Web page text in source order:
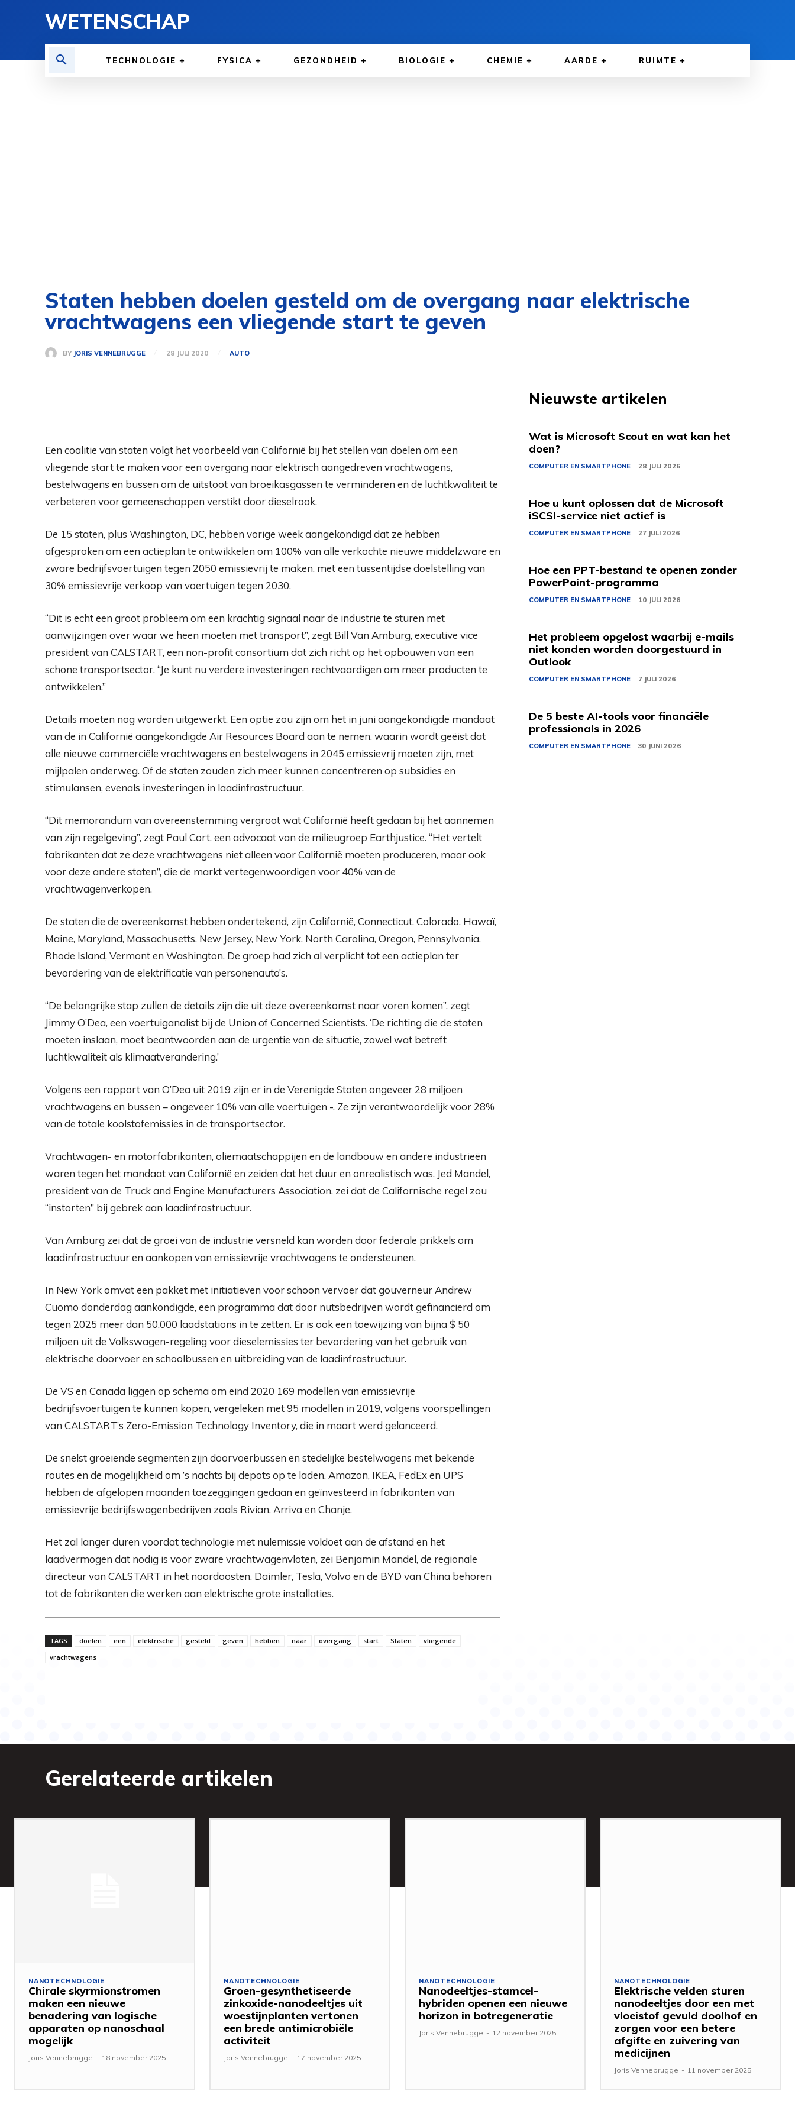
WETENSCHAP
TECHNOLOGIE FYSICA GEZONDHEID BIOLOGIE CHEMIE AARDE RUIMTE
Staten hebben doelen gesteld om de overgang naar elektrische
vrachtwagens een vliegende start te geven
BY JORIS VENNEBRUGGE 28 JULI 2020 AUTO
Een coalitie van staten volgt het voorbeeld van Californië bij het stellen van doelen om een ​​
vliegende start te maken voor een overgang naar elektrisch aangedreven vrachtwagens,
bestelwagens en bussen om de uitstoot van broeikasgassen te verminderen en de luchtkwaliteit te
verbeteren voor gemeenschappen verstikt door dieselrook.
De 15 staten, plus Washington, DC, hebben vorige week aangekondigd dat ze hebben
afgesproken om een ​​actieplan te ontwikkelen om 100% van alle verkochte nieuwe middelzware en
zware bedrijfsvoertuigen tegen 2050 emissievrij te maken, met een tussentijdse doelstelling van
30% emissievrije verkoop van voertuigen tegen 2030.
“Dit is echt een groot probleem om een ​​krachtig signaal naar de industrie te sturen met
aanwijzingen over waar we heen moeten met transport”, zegt Bill Van Amburg, executive vice
president van CALSTART, een non-profit consortium dat zich richt op het opbouwen van een
schone transportsector. “Je kunt nu verdere investeringen rechtvaardigen om meer producten te
ontwikkelen.”
Details moeten nog worden uitgewerkt. Een optie zou zijn om het in juni aangekondigde mandaat
van de in Californië aangekondigde Air Resources Board aan te nemen, waarin wordt geëist dat
alle nieuwe commerciële vrachtwagens en bestelwagens in 2045 emissievrij moeten zijn, met
mijlpalen onderweg. Of de staten zouden zich meer kunnen concentreren op subsidies en
stimulansen, evenals investeringen in laadinfrastructuur.
“Dit memorandum van overeenstemming vergroot wat Californië heeft gedaan bij het aannemen
van zijn regelgeving”, zegt Paul Cort, een advocaat van de milieugroep Earthjustice. “Het vertelt
fabrikanten dat ze deze vrachtwagens niet alleen voor Californië moeten produceren, maar ook
voor deze andere staten”, die de markt vertegenwoordigen voor 40% van de
vrachtwagenverkopen.
De staten die de overeenkomst hebben ondertekend, zijn Californië, Connecticut, Colorado, Hawaï,
Maine, Maryland, Massachusetts, New Jersey, New York, North Carolina, Oregon, Pennsylvania,
Rhode Island, Vermont en Washington. De groep had zich al verplicht tot een actieplan ter
bevordering van de elektrificatie van personenauto’s.
“De belangrijke stap zullen de details zijn die uit deze overeenkomst naar voren komen”, zegt
Jimmy O’Dea, een voertuiganalist bij de Union of Concerned Scientists. ‘De richting die de staten
moeten inslaan, moet beantwoorden aan de urgentie van de situatie, zowel wat betreft
luchtkwaliteit als klimaatverandering.’
Volgens een rapport van O’Dea uit 2019 zijn er in de Verenigde Staten ongeveer 28 miljoen
vrachtwagens en bussen – ongeveer 10% van alle voertuigen -. Ze zijn verantwoordelijk voor 28%
van de totale koolstofemissies in de transportsector.
Vrachtwagen- en motorfabrikanten, oliemaatschappijen en de landbouw en andere industrieën
waren tegen het mandaat van Californië en zeiden dat het duur en onrealistisch was. Jed Mandel,
president van de Truck and Engine Manufacturers Association, zei dat de Californische regel zou
“instorten” bij gebrek aan laadinfrastructuur.
Van Amburg zei dat de groei van de industrie versneld kan worden door federale prikkels om
laadinfrastructuur en aankopen van emissievrije vrachtwagens te ondersteunen.
In New York omvat een pakket met initiatieven voor schoon vervoer dat gouverneur Andrew
Cuomo donderdag aankondigde, een programma dat door nutsbedrijven wordt gefinancierd om
tegen 2025 meer dan 50.000 laadstations in te zetten. Er is ook een toewijzing van bijna $ 50
miljoen uit de Volkswagen-regeling voor dieselemissies ter bevordering van het gebruik van
elektrische doorvoer en schoolbussen en uitbreiding van de laadinfrastructuur.
De VS en Canada liggen op schema om eind 2020 169 modellen van emissievrije
bedrijfsvoertuigen te kunnen kopen, vergeleken met 95 modellen in 2019, volgens voorspellingen
van CALSTART’s Zero-Emission Technology Inventory, die in maart werd gelanceerd.
De snelst groeiende segmenten zijn doorvoerbussen en stedelijke bestelwagens met bekende
routes en de mogelijkheid om ’s nachts bij depots op te laden. Amazon, IKEA, FedEx en UPS
hebben de afgelopen maanden toezeggingen gedaan en geïnvesteerd in fabrikanten van
emissievrije bedrijfswagenbedrijven zoals Rivian, Arriva en Chanje.
Het zal langer duren voordat technologie met nulemissie voldoet aan de afstand en het
laadvermogen dat nodig is voor zware vrachtwagenvloten, zei Benjamin Mandel, de regionale
directeur van CALSTART in het noordoosten. Daimler, Tesla, Volvo en de BYD van China behoren
tot de fabrikanten die werken aan elektrische grote installaties.
TAGS doelen een elektrische gesteld geven hebben naar overgang start Staten
vliegende
vrachtwagens
Nieuwste artikelen
Wat is Microsoft Scout en wat kan het
doen?
COMPUTER EN SMARTPHONE 28 JULI 2026
Hoe u kunt oplossen dat de Microsoft
iSCSI-service niet actief is
COMPUTER EN SMARTPHONE 27 JULI 2026
Hoe een PPT-bestand te openen zonder
PowerPoint-programma
COMPUTER EN SMARTPHONE 10 JULI 2026
Het probleem opgelost waarbij e-mails
niet konden worden doorgestuurd in
Outlook
COMPUTER EN SMARTPHONE 7 JULI 2026
De 5 beste AI-tools voor financiële
professionals in 2026
COMPUTER EN SMARTPHONE 30 JUNI 2026
Gerelateerde artikelen
NANOTECHNOLOGIE
Chirale skyrmionstromen
maken een nieuwe
benadering van logische
apparaten op nanoschaal
mogelijk
Joris Vennebrugge - 18 november 2025
NANOTECHNOLOGIE
Groen-gesynthetiseerde
zinkoxide-nanodeeltjes uit
woestijnplanten vertonen
een brede antimicrobiële
activiteit
Joris Vennebrugge - 17 november 2025
NANOTECHNOLOGIE
Nanodeeltjes-stamcel-
hybriden openen een nieuwe
horizon in botregeneratie
Joris Vennebrugge - 12 november 2025
NANOTECHNOLOGIE
Elektrische velden sturen
nanodeeltjes door een met
vloeistof gevuld doolhof en
zorgen voor een betere
afgifte en zuivering van
medicijnen
Joris Vennebrugge - 11 november 2025